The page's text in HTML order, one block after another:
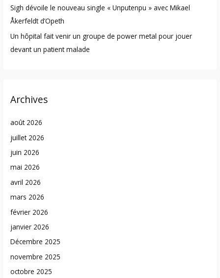
Sigh dévoile le nouveau single « Unputenpu » avec Mikael
Åkerfeldt d’Opeth
Un hôpital fait venir un groupe de power metal pour jouer
devant un patient malade
Archives
août 2026
juillet 2026
juin 2026
mai 2026
avril 2026
mars 2026
février 2026
janvier 2026
Décembre 2025
novembre 2025
octobre 2025